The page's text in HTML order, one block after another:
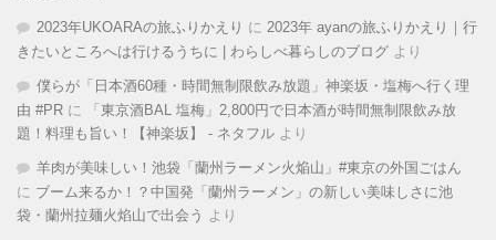
2023年UKOARAの旅ふりかえり に 2023年 ayanの旅ふりかえり｜行
きたいところへは行けるうちに | わらしべ暮らしのブログ より
僕らが「日本酒60種・時間無制限飲み放題」神楽坂・塩梅へ行く理
由 #PR に
「東京酒BAL 塩梅」2,800円で日本酒が時間無制限飲み放
題！料理も旨い！【神楽坂】 - ネタフル より
羊肉が美味しい！池袋「蘭州ラーメン火焔山」#東京の外国ごはん
に ブーム来るか！？中国発「蘭州ラーメン」の新しい美味しさに池
袋・蘭州拉麺火焰山で出会う より